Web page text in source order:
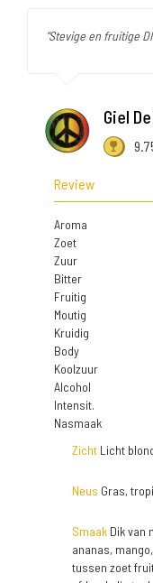
"Stevige en fruitige
Giel
Review
Aroma
Zoet
Zuur
Bitter
Fruitig
Moutig
Kruidig
Body
Koolzuur
Alcohol
Intensit.
Nasmaak
Zicht Licht
Neus Gras,
Smaak Dik van
ananas,
tussen zoet